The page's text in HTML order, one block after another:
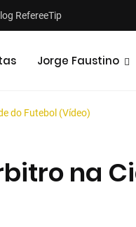
RefereeTip
Jorge Faustino
do Futebol (Vídeo)
na